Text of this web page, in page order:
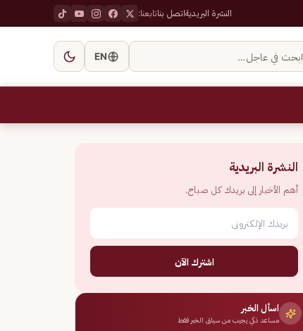
النشرة البريديةاتصل بناتابعنا:
ابحث في عاجل… EN
النشرة البريدية
أهم الأخبار إلى بريدك كل صباح.
اشترك الآن
اسأل الخبر
مساعد ذكي يجيب من سياق الخبر فقط